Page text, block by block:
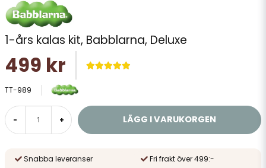
1-års kalas kit, Babblarna, Deluxe
499 kr
TT-989
- + LÄGG I VARUKORGEN
Snabba leveranser
Fri frakt över 499:-